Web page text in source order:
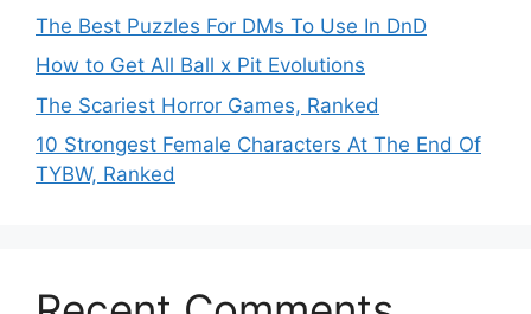
The Best Puzzles For DMs To Use In DnD
How to Get All Ball x Pit Evolutions
The Scariest Horror Games, Ranked
10 Strongest Female Characters At The End Of
TYBW, Ranked